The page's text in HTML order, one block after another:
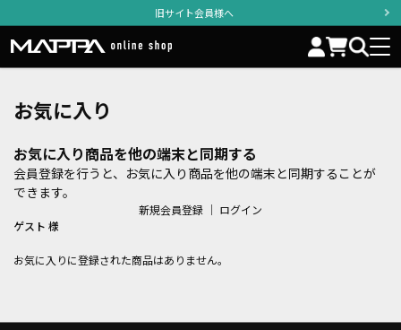
旧サイト会員様へ
お気に入り
お気に入り商品を他の端末と同期する
会員登録を行うと、お気に入り商品を他の端末と同期することが
できます。
新規会員登録 ｜ ログイン
ゲスト 様
お気に入りに登録された商品はありません。